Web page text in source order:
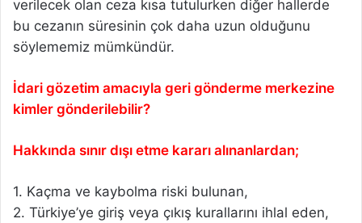
verilecek olan ceza kısa tutulurken diğer hallerde
bu cezanın süresinin çok daha uzun olduğunu
söylememiz mümkündür.
İdari gözetim amacıyla geri gönderme merkezine
kimler gönderilebilir?
Hakkında sınır dışı etme kararı alınanlardan;
1. Kaçma ve kaybolma riski bulunan,
2. Türkiye’ye giriş veya çıkış kurallarını ihlal eden,